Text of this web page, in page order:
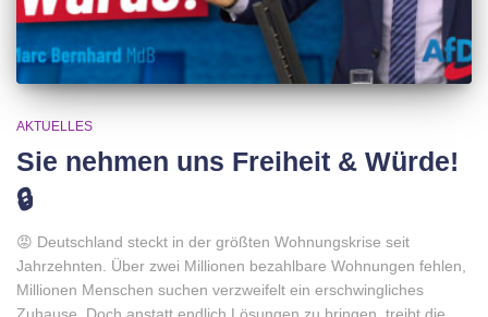
AKTUELLES
Sie nehmen uns Freiheit & Würde!
🔒
😡 Deutschland steckt in der größten Wohnungskrise seit
Jahrzehnten. Über zwei Millionen bezahlbare Wohnungen fehlen,
Millionen Menschen suchen verzweifelt ein erschwingliches
Zuhause. Doch anstatt endlich Lösungen zu bringen, treibt die